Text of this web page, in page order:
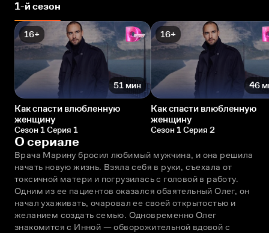
1-й сезон
16+
51 мин
Как спасти влюбленную
женщину
Сезон 1 Серия 1
16+
46
Как спасти влюбленную
женщину
Сезон 1 Серия 2
О сериале
Врача Марину бросил любимый мужчина, и она решила
начать новую жизнь. Взяла себя в руки, съехала от
токсичной матери и погрузилась с головой в работу.
Одним из ее пациентов оказался обаятельный Олег, он
начал ухаживать, очаровал ее своей открытостью и
желанием создать семью. Одновременно Олег
знакомится с Инной — обворожительной вдовой с